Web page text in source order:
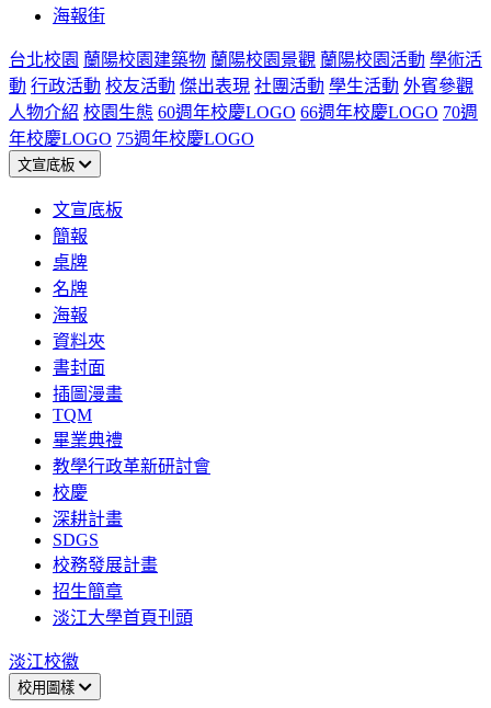
海報街
台北校園 蘭陽校園建築物 蘭陽校園景觀 蘭陽校園活動 學術活
動 行政活動 校友活動 傑出表現 社團活動 學生活動 外賓參觀
人物介紹 校園生態 60週年校慶LOGO 66週年校慶LOGO 70週
年校慶LOGO 75週年校慶LOGO
文宣底板
文宣底板
簡報
桌牌
名牌
海報
資料夾
書封面
插圖漫畫
TQM
畢業典禮
教學行政革新研討會
校慶
深耕計畫
SDGS
校務發展計畫
招生簡章
淡江大學首頁刊頭
淡江校徽
校用圖樣